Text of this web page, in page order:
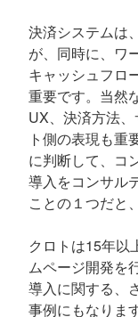
決済システムは
が、同時に、ワ
キャッシュフロ
重要です。当然
UX、決済方法
ト側の表現も重
に判断して、コ
導入をコンサル
ことの１つだと
クロトは15年以
ムページ開発を
導入に関する、
事例にもなりま